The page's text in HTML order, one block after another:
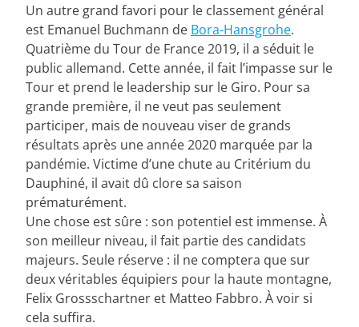
Un autre grand favori pour le classement général
est Emanuel Buchmann de Bora-Hansgrohe.
Quatrième du Tour de France 2019, il a séduit le
public allemand. Cette année, il fait l’impasse sur le
Tour et prend le leadership sur le Giro. Pour sa
grande première, il ne veut pas seulement
participer, mais de nouveau viser de grands
résultats après une année 2020 marquée par la
pandémie. Victime d’une chute au Critérium du
Dauphiné, il avait dû clore sa saison
prématurément.
Une chose est sûre : son potentiel est immense. À
son meilleur niveau, il fait partie des candidats
majeurs. Seule réserve : il ne comptera que sur
deux véritables équipiers pour la haute montagne,
Felix Grossschartner et Matteo Fabbro. À voir si
cela suffira.